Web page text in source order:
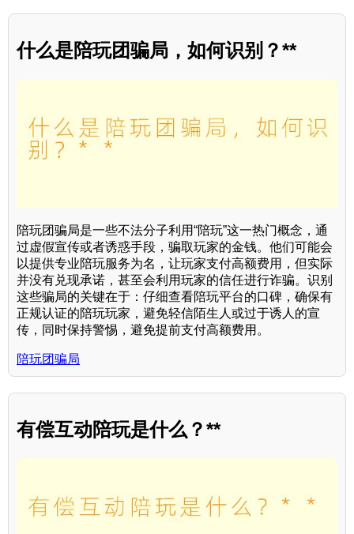
什么是陪玩团骗局，如何识别？**
陪玩团骗局是一些不法分子利用“陪玩”这一热门概念，通
过虚假宣传或者诱惑手段，骗取玩家的金钱。他们可能会
以提供专业陪玩服务为名，让玩家支付高额费用，但实际
并没有兑现承诺，甚至会利用玩家的信任进行诈骗。识别
这些骗局的关键在于：仔细查看陪玩平台的口碑，确保有
正规认证的陪玩玩家，避免轻信陌生人或过于诱人的宣
传，同时保持警惕，避免提前支付高额费用。
陪玩团骗局
有偿互动陪玩是什么？**